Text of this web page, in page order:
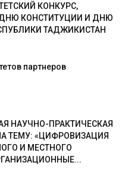
КОНКУРС,
КОНСТИТУЦИИ И ДНЮ
ТАДЖИКИСТАН
партнеров
НАУЧНО-ПРАКТИЧЕСКАЯ
ТЕМУ: «ЦИФРОВИЗАЦИЯ
И МЕСТНОГО